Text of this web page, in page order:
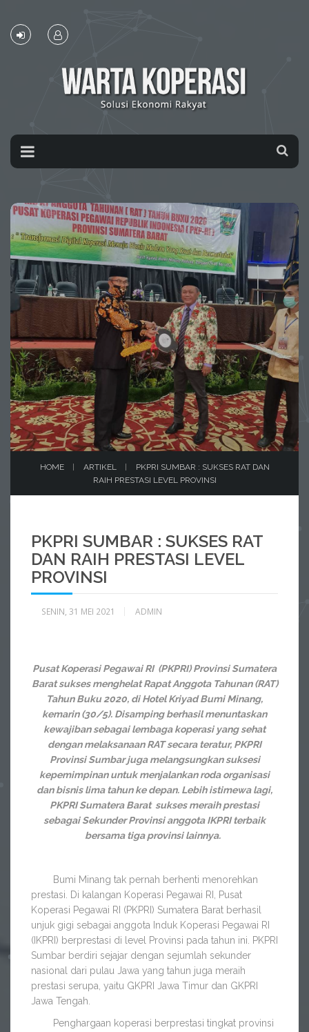
HOME ARTIKEL
PKPRI SUMBAR : SUKSES RAT DAN
RAIH PRESTASI LEVEL PROVINSI
PKPRI SUMBAR : SUKSES RAT
DAN RAIH PRESTASI LEVEL
PROVINSI
SENIN, 31 MEI 2021 ADMIN
Pusat Koperasi Pegawai RI (PKPRI) Provinsi Sumatera
Barat sukses menghelat Rapat Anggota Tahunan (RAT)
Tahun Buku 2020, di Hotel Kriyad Bumi Minang,
kemarin (30/5). Disamping berhasil menuntaskan
kewajiban sebagai lembaga koperasi yang sehat
dengan melaksanaan RAT secara teratur, PKPRI
Provinsi Sumbar juga melangsungkan suksesi
kepemimpinan untuk menjalankan roda organisasi
dan bisnis lima tahun ke depan. Lebih istimewa lagi,
PKPRI Sumatera Barat sukses meraih prestasi
sebagai Sekunder Provinsi anggota IKPRI terbaik
bersama tiga provinsi lainnya.
Bumi Minang tak pernah berhenti menorehkan
prestasi. Di kalangan Koperasi Pegawai RI, Pusat
Koperasi Pegawai RI (PKPRI) Sumatera Barat berhasil
unjuk gigi sebagai anggota Induk Koperasi Pegawai RI
(IKPRI) berprestasi di level Provinsi pada tahun ini. PKPRI
Sumbar berdiri sejajar dengan sejumlah sekunder
nasional dari pulau Jawa yang tahun juga meraih
prestasi serupa, yaitu GKPRI Jawa Timur dan GKPRI
Jawa Tengah.
Penghargaan koperasi berprestasi tingkat provinsi